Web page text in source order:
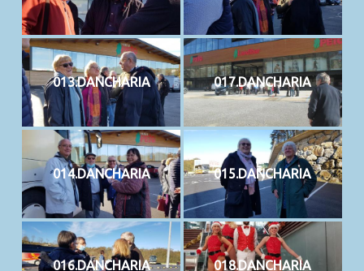
013.DANCHARIA 017.DANCHARIA
014.DANCHARIA 015.DANCHARIA
016.DANCHARIA 018.DANCHARIA